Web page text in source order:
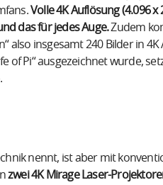
Volle 4K Auflösung (4.096 x
das für jedes Auge.Zudem
also insgesamt 240 Bilder in 4K
of Pi“ ausgezeichnet wurde,
nennt, ist aber mit
zwei 4K Mirage Laser-